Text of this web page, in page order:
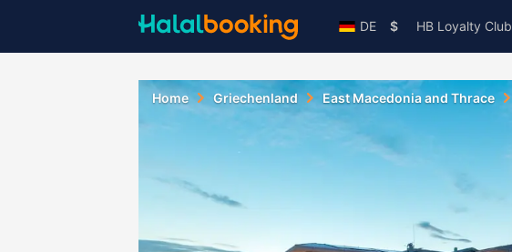
DE $ HB Loyalty Club
Home Griechenland East Macedonia and Thrace